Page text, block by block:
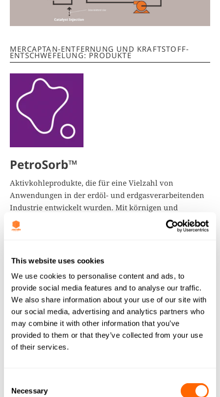
This website uses cookies
We use cookies to personalise content and ads, to
provide social media features and to analyse our traffic.
We also share information about your use of our site with
our social media, advertising and analytics partners who
may combine it with other information that you’ve
provided to them or that they’ve collected from your use
of their services.
Selection
Necessary
MERCAPTAN-ENTFERNUNG UND KRAFTSTOFF-
ENTSCHWEFELUNG: PRODUKTE
PetroSorb™
Aktivkohleprodukte, die für eine Vielzahl von
Anwendungen in der erdöl- und erdgasverarbeitenden
Industrie entwickelt wurden. Mit körnigen und
extrudierten Aktivkohlen für direkte
Adsorptionsaufgaben oder für den Einsatz als
eine Reihe vielseitiger Produkte für jede Aufgabe in
Jacobis PetroSorb™ G-SWC 80 ist eine Aktivkohle mit
geringer Dichte, die bei der Mercaptan-Oxidation als
Katalysatorträger eingesetzt werden kann.